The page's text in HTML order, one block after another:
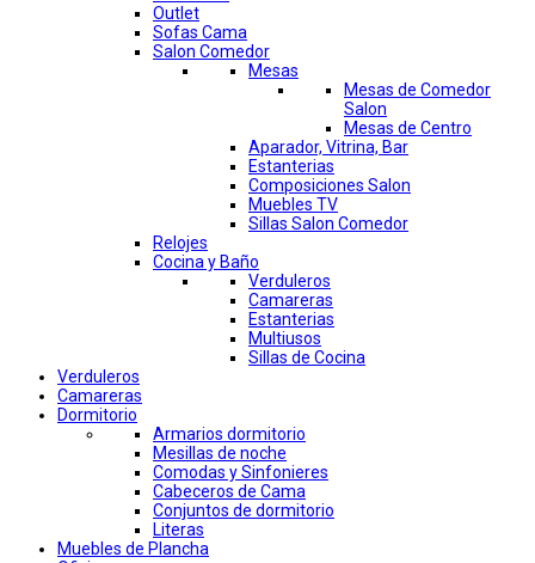
Outlet
Sofas Cama
Salon Comedor
Mesas
Mesas de Comedor
Salon
Mesas de Centro
Aparador, Vitrina, Bar
Estanterias
Composiciones Salon
Muebles TV
Sillas Salon Comedor
Relojes
Cocina y Baño
Verduleros
Camareras
Estanterias
Multiusos
Sillas de Cocina
Verduleros
Camareras
Dormitorio
Armarios dormitorio
Mesillas de noche
Comodas y Sinfonieres
Cabeceros de Cama
Conjuntos de dormitorio
Literas
Muebles de Plancha